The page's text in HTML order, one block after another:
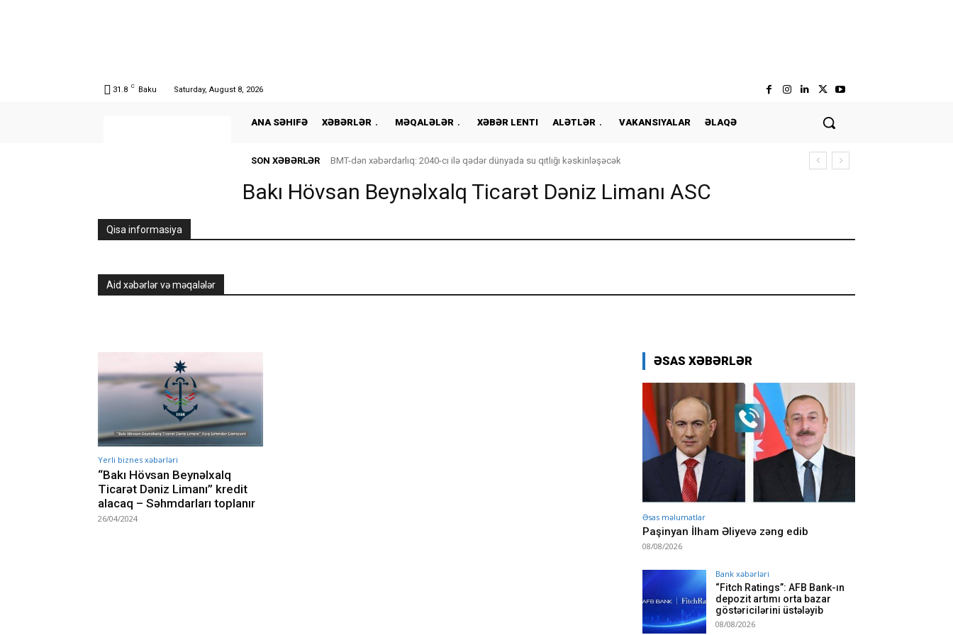
31.8 C Baku Saturday, August 8, 2026
ANA SƏHIFƏ XƏBƏRLƏR MƏQALƏLƏR XƏBƏR LENTI ALƏTLƏR VAKANSIYALAR ƏLAQƏ
SON XƏBƏRLƏR BMT-dən xəbərdarlıq: 2040-cı ilə qədər dünyada su qıtlığı kəskinləşəcək
Bakı Hövsan Beynəlxalq Ticarət Də­niz Limanı ASC
Qisa informasiya
Aid xəbərlər və məqalələr
Yerli biznes xəbərləri
“Bakı Hövsan Beynəlxalq
Ticarət Də­niz Limanı” kredit
alacaq – Səhmdarları toplanır
26/04/2024
ƏSAS XƏBƏRLƏR
Əsas məlumatlar
Paşinyan İlham Əliyevə zəng edib
08/08/2026
Bank xəbərləri
“Fitch Ratings”: AFB Bank-ın
depozit artımı orta bazar
göstəricilərini üstələyib
08/08/2026